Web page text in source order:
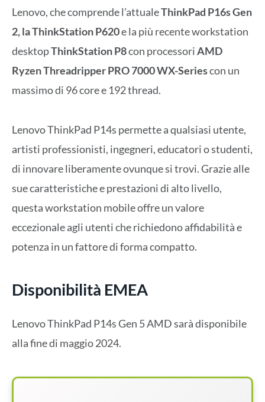
Lenovo, che comprende l’attualeThinkPad P16s Gen
2, la ThinkStation P620e la più recente workstation
desktopThinkStation P8con processoriAMD
Ryzen Threadripper PRO 7000 WX-Seriescon un
massimo di 96 core e 192 thread.
Lenovo ThinkPad P14s permette a qualsiasi utente,
artisti professionisti, ingegneri, educatori o studenti,
di innovare liberamente ovunque si trovi. Grazie alle
sue caratteristiche e prestazioni di alto livello,
questa workstation mobile offre un valore
eccezionale agli utenti che richiedono affidabilità e
potenza in un fattore di forma compatto.
Disponibilità EMEA
Lenovo ThinkPad P14s Gen 5 AMD sarà disponibile
alla fine di maggio 2024.